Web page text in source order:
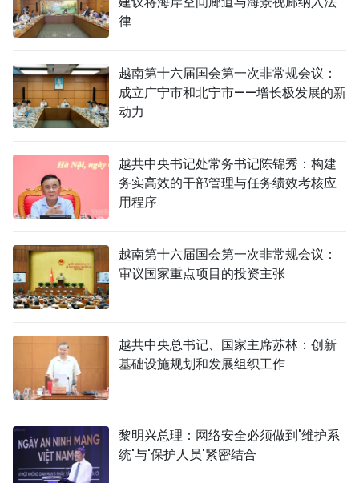
律
越南第十六届国会第一次非常规会议：
成立广宁市和北宁市——增长极发展的新
动力
越共中央书记处常务书记陈锦秀：构建
务实高效的干部管理与任务绩效考核应
用程序
越南第十六届国会第一次非常规会议：
审议国家重点项目的投资主张
越共中央总书记、国家主席苏林：创新
基础设施规划和发展组织工作
黎明兴总理：网络安全必须做到'维护系
统'与'保护人员'紧密结合